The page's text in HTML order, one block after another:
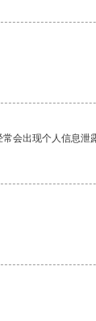
会出现个人信息泄